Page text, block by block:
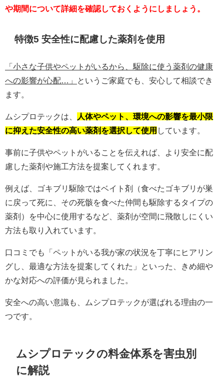
や期間について詳細を確認しておくようにしましょう。
特徴5 安全性に配慮した薬剤を使用
「小さな子供やペットがいるから、駆除に使う薬剤の健康
への影響が心配…」
というご家庭でも、安心して相談でき
ます。
ムシプロテックは、
人体やペット、環境への影響を最小限
に抑えた安全性の高い薬剤を選択して使用 しています。
事前に子供やペットがいることを伝えれば、より安全に配
慮した薬剤や施工方法を提案してくれます。
例えば、ゴキブリ駆除ではベイト剤（食べたゴキブリが巣
に戻って死に、その死骸を食べた仲間も駆除するタイプの
薬剤）を中心に使用するなど、薬剤が空間に飛散しにくい
方法も取り入れています。
口コミでも「ペットがいる我が家の状況を丁寧にヒアリン
グし、最適な方法を提案してくれた」といった、きめ細や
かな対応への評価が見られました。
安全への高い意識も、ムシプロテックが選ばれる理由の一
つです。
ムシプロテックの料金体系を害虫別
に解説